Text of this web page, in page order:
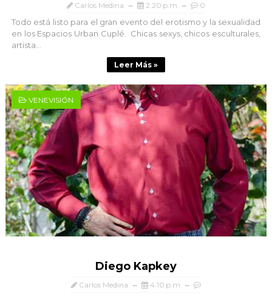
Carlos Medina 2:20 p.m. 0
Todo está listo para el gran evento del erotismo y la sexualidad
en los Espacios Urban Cuplé. Chicas sexys, chicos esculturales,
artista...
Leer Más »
VENEVISIÓN
Diego Kapkey
Carlos Medina 4:10 p.m.